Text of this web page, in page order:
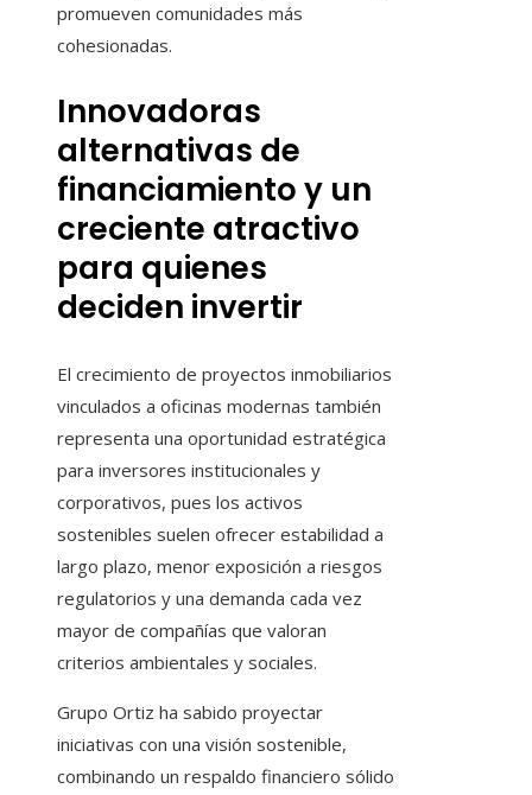
promueven comunidades más
cohesionadas.
Innovadoras
alternativas de
financiamiento y un
creciente atractivo
para quienes
deciden invertir
El crecimiento de proyectos inmobiliarios
vinculados a oficinas modernas también
representa una oportunidad estratégica
para inversores institucionales y
corporativos, pues los activos
sostenibles suelen ofrecer estabilidad a
largo plazo, menor exposición a riesgos
regulatorios y una demanda cada vez
mayor de compañías que valoran
criterios ambientales y sociales.
Grupo Ortiz ha sabido proyectar
iniciativas con una visión sostenible,
combinando un respaldo financiero sólido